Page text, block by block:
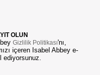
OLUN
Gizlilik Politikası'nı,
içeren Isabel Abbey e-
ediyorsunuz.